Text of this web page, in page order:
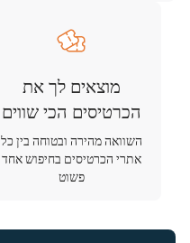
מוצאים לך את
הכרטיסים הכי שווים
השוואה מהירה ובטוחה בין כל
אתרי הכרטיסים בחיפוש אחד
פשוט